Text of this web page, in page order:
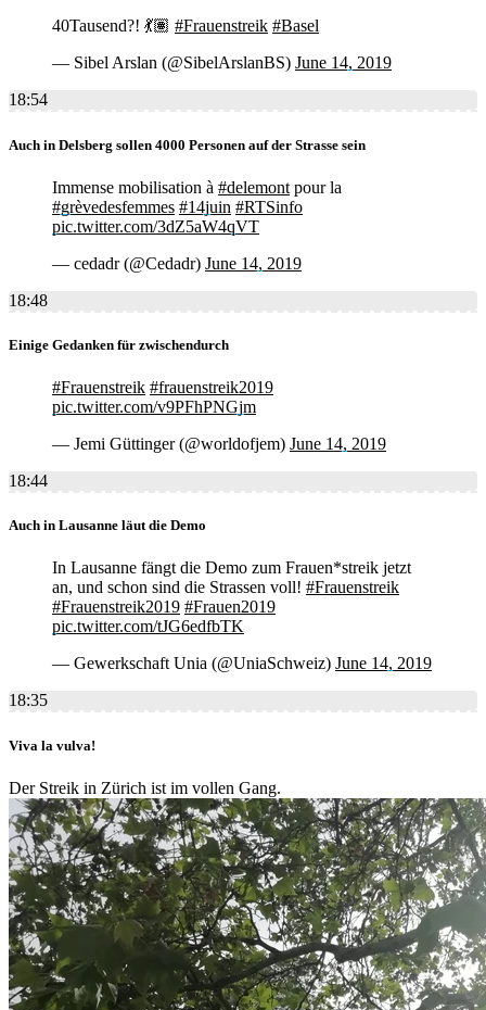
40Tausend?! 💃🏽 #Frauenstreik #Basel
— Sibel Arslan (@SibelArslanBS) June 14, 2019
18:54
Auch in Delsberg sollen 4000 Personen auf der Strasse sein
Immense mobilisation à #delemont pour la
#grèvedesfemmes #14juin #RTSinfo
pic.twitter.com/3dZ5aW4qVT
— cedadr (@Cedadr) June 14, 2019
18:48
Einige Gedanken für zwischendurch
#Frauenstreik #frauenstreik2019
pic.twitter.com/v9PFhPNGjm
— Jemi Güttinger (@worldofjem) June 14, 2019
18:44
Auch in Lausanne läut die Demo
In Lausanne fängt die Demo zum Frauen*streik jetzt
an, und schon sind die Strassen voll! #Frauenstreik
#Frauenstreik2019 #Frauen2019
pic.twitter.com/tJG6edfbTK
— Gewerkschaft Unia (@UniaSchweiz) June 14, 2019
18:35
Viva la vulva!
Der Streik in Zürich ist im vollen Gang.